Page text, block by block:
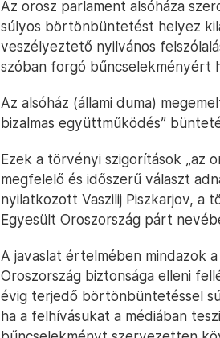
Az orosz parlament alsóháza
súlyos börtönbüntetést helyez
veszélyeztető nyilvános
szóban forgó
Az alsóház (állami duma)
bizalmas együttműködés”
Ezek a törvényi szigorítások „az
megfelelő és időszerű választ
nyilatkozott Vaszilij Piszkarjov, a
Egyesült Oroszország párt
A javaslat értelmében mindazok
Oroszország biztonsága elleni
évig terjedő börtönbüntetéssel
ha a felhívásukat a médiában